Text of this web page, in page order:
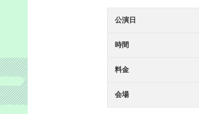
公演日
時間
料金
会場